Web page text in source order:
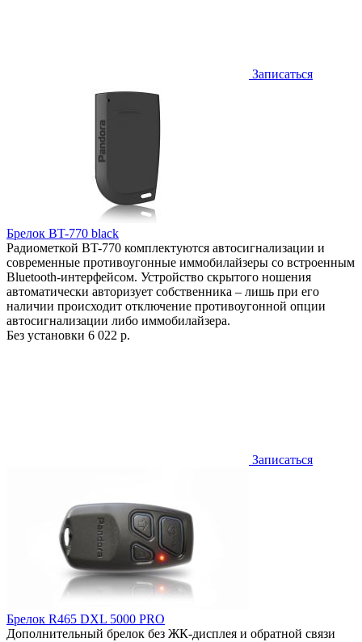
Записаться
Брелок BT-770 black
Радиометкой BT-770 комплектуются автосигнализации и
современные противоугонные иммобилайзеры со встроенным
Bluetooth-интерфейсом. Устройство скрытого ношения
автоматически авторизует собственника – лишь при его
наличии происходит отключение противоугонной опции
автосигнализации либо иммобилайзера.
Без установки 6 022 р.
Записаться
Брелок R465 DXL 5000 PRO
Дополнительный брелок без ЖК-дисплея и обратной связи